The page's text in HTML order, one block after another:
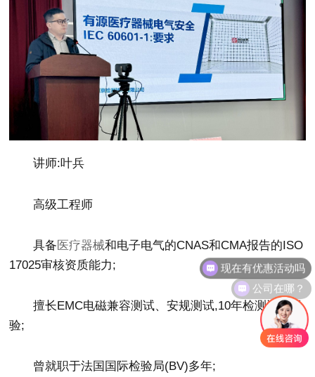
讲师:叶兵
高级工程师
具备医疗器械和电子电气的CNAS和CMA报告的ISO
17025审核资质能力;
擅长EMC电磁兼容测试、安规测试,10年检测认证经
验;
曾就职于法国国际检验局(BV)多年;
公司在哪？
现在有优惠活动吗